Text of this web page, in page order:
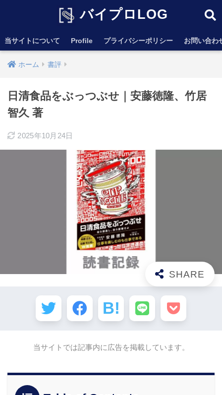
バイプロLOG
当サイトについて Profile プライバシーポリシー お問い合わ
ホーム 書評
日清食品をぶっつぶせ｜安藤徳隆、竹居
智久 著
2025年10月24日
当サイトでは記事内に広告を掲載しています。